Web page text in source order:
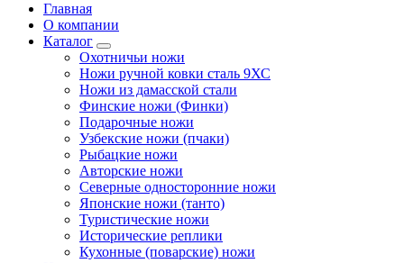
Главная
О компании
Каталог
Охотничьи ножи
Ножи ручной ковки сталь 9ХС
Ножи из дамасской стали
Финские ножи (Финки)
Подарочные ножи
Узбекские ножи (пчаки)
Рыбацкие ножи
Авторские ножи
Северные односторонние ножи
Японские ножи (танто)
Туристические ножи
Исторические реплики
Кухонные (поварские) ножи